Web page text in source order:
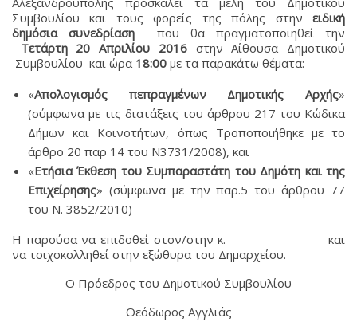
Συμβουλίου και τους φορείς της πόλης στην ειδική
δημόσια συνεδρίαση που θα πραγματοποιηθεί την
Τετάρτη 20 Απριλίου 2016στην Αίθουσα Δημοτικού
Συμβουλίου και ώρα 18:00 με τα παρακάτω θέματα:
«Απολογισμός πεπραγμένων Δημοτικής Αρχής»
(σύμφωνα με τις διατάξεις του άρθρου 217 του Κώδικα
Δήμων και Κοινοτήτων, όπως Τροποποιήθηκε με το
άρθρο 20 παρ 14 του Ν3731/2008), και
«Ετήσια Έκθεση του Συμπαραστάτη του Δημότη και της
Επιχείρησης» (σύμφωνα με την παρ.5 του άρθρου 77
του Ν. 3852/2010)
Η παρούσα να επιδοθεί στον/στην κ. ________________ και
να τοιχοκολληθεί στην εξώθυρα του Δημαρχείου.
Ο Πρόεδρος του Δημοτικού Συμβουλίου
Θεόδωρος Αγγλιάς